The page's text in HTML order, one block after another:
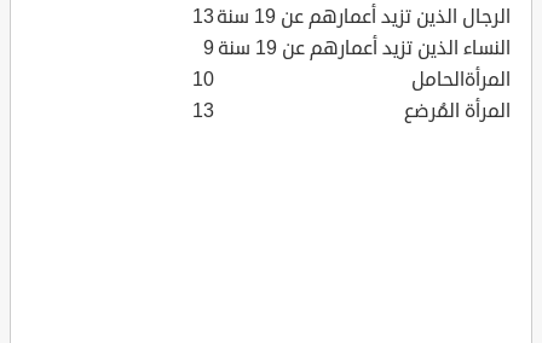
الرجال الذين تزيد أعمارهم عن 19 سنة
13
النساء الذين تزيد أعمارهم عن 19 سنة
9
المرأةالحامل
10
المرأة المُرضع
13